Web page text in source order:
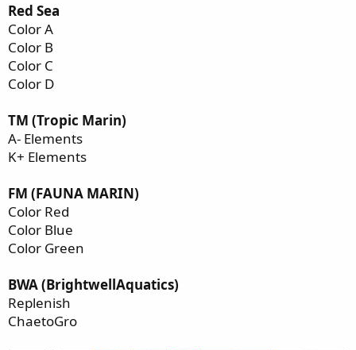
Red Sea
Color A
Color B
Color C
Color D
TM (Tropic Marin)
A- Elements
K+ Elements
FM (FAUNA MARIN)
Color Red
Color Blue
Color Green
BWA (BrightwellAquatics)
Replenish
ChaetoGro